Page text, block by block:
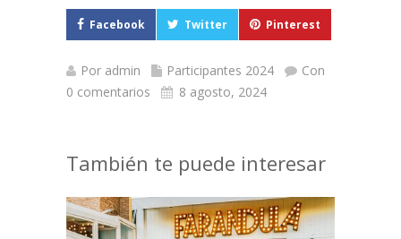
Facebook Twitter Pinterest
Por admin Participantes 2024
Con
0 comentarios
8 agosto, 2024
También te puede interesar